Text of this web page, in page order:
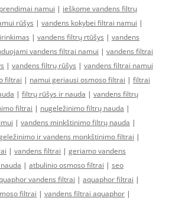
namui | ieškome vandens filtrų
rūšys | vandens kokybei filtrai namui |
| vandens filtrų rtūšys | vandens
vandens filtrai namui | vandens filtrai
| vandens filtrų rūšys | vandens filtrai namui
filtrai | namui geriausi osmoso filtrai | filtrai
| filtrų rūšys ir nauda | vandens filtrų
filtrai | nugeležinimo filtrų nauda |
| vandens minkštinimo filtrų nauda |
ir vandens monkštinimo filtrai |
| vandens filtrai | geriamo vandens
| atbulinio osmoso filtrai | seo
vandens filtrai | aquaphor filtrai |
filtrai | vandens filtrai aquaphor |